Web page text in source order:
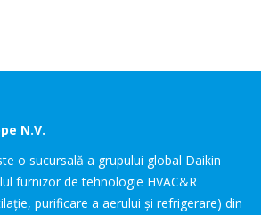
N.V.
o sucursală a grupului global Daikin
furnizor de tehnologie HVAC&R
purificare a aerului și refrigerare) din